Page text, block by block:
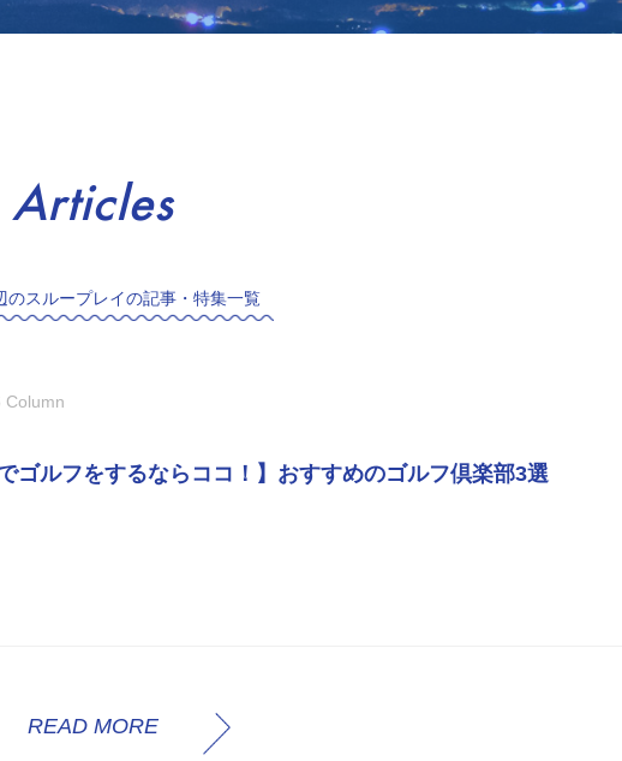
Articles
のスループレイの記事・特集一覧
Column
でゴルフをするならココ！】おすすめのゴルフ倶楽部3選
READ MORE